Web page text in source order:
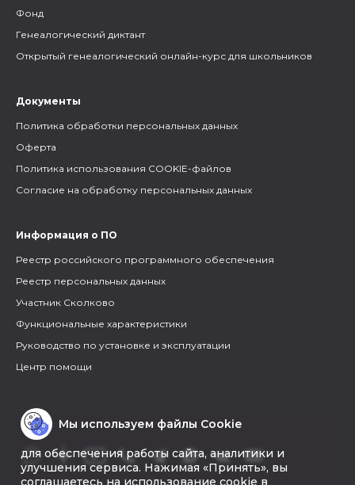
Фонд
Генеалогический диктант
Открытый генеалогический онлайн-курс для школьников
Документы
Политика обработки персональных данных
Оферта
Политика использования COOKIE-файлов
Согласие на обработку персональных данных
Информация о ПО
Реестр российского программного обеспечения
Реестр персональных данных
Участник Сколково
Функциональные характеристики
Руководство по установке и эксплуатации
Центр помощи
Мы используем файлы Cookie
для обеспечения работы сайта, аналитики и
улучшения сервиса. Нажимая «Принять», вы
соглашаетесь на использование cookie в